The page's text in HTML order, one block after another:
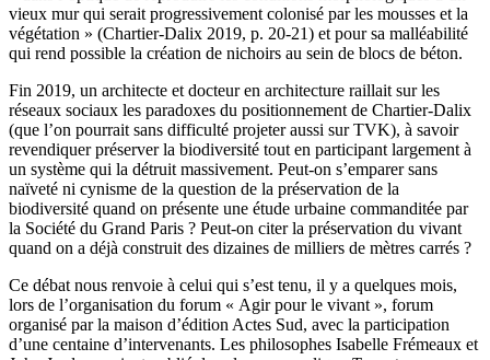
vieux mur qui serait progressivement colonisé par les mousses et la
végétation » (Chartier-Dalix 2019, p. 20-21) et pour sa malléabilité
qui rend possible la création de nichoirs au sein de blocs de béton.
Fin 2019, un architecte et docteur en architecture raillait sur les
réseaux sociaux les paradoxes du positionnement de Chartier-Dalix
(que l’on pourrait sans difficulté projeter aussi sur TVK), à savoir
revendiquer préserver la biodiversité tout en participant largement à
un système qui la détruit massivement. Peut-on s’emparer sans
naïveté ni cynisme de la question de la préservation de la
biodiversité quand on présente une étude urbaine commanditée par
la Société du Grand Paris ? Peut-on citer la préservation du vivant
quand on a déjà construit des dizaines de milliers de mètres carrés ?
Ce débat nous renvoie à celui qui s’est tenu, il y a quelques mois,
lors de l’organisation du forum « Agir pour le vivant », forum
organisé par la maison d’édition Actes Sud, avec la participation
d’une centaine d’intervenants. Les philosophes Isabelle Frémeaux et